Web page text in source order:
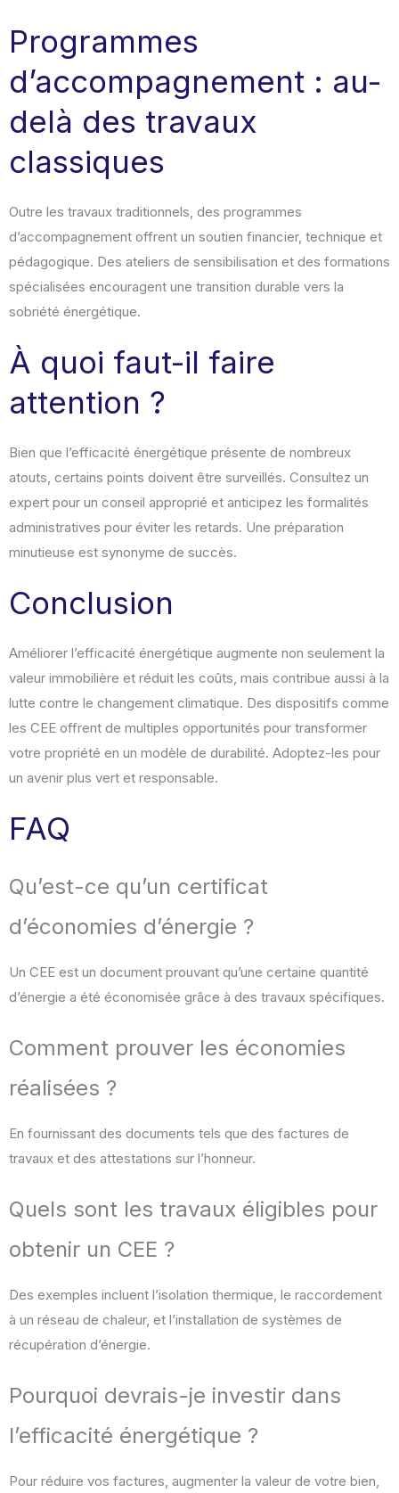
Programmes
d’accompagnement : au-
delà des travaux
classiques
Outre les travaux traditionnels, des programmes
d’accompagnement offrent un soutien financier, technique et
pédagogique. Des ateliers de sensibilisation et des formations
spécialisées encouragent une transition durable vers la
sobriété énergétique.
À quoi faut-il faire
attention ?
Bien que l’efficacité énergétique présente de nombreux
atouts, certains points doivent être surveillés. Consultez un
expert pour un conseil approprié et anticipez les formalités
administratives pour éviter les retards. Une préparation
minutieuse est synonyme de succès.
Conclusion
Améliorer l’efficacité énergétique augmente non seulement la
valeur immobilière et réduit les coûts, mais contribue aussi à la
lutte contre le changement climatique. Des dispositifs comme
les CEE offrent de multiples opportunités pour transformer
votre propriété en un modèle de durabilité. Adoptez-les pour
un avenir plus vert et responsable.
FAQ
Qu’est-ce qu’un certificat
d’économies d’énergie ?
Un CEE est un document prouvant qu’une certaine quantité
d’énergie a été économisée grâce à des travaux spécifiques.
Comment prouver les économies
réalisées ?
En fournissant des documents tels que des factures de
travaux et des attestations sur l’honneur.
Quels sont les travaux éligibles pour
obtenir un CEE ?
Des exemples incluent l’isolation thermique, le raccordement
à un réseau de chaleur, et l’installation de systèmes de
récupération d’énergie.
Pourquoi devrais-je investir dans
l’efficacité énergétique ?
Pour réduire vos factures, augmenter la valeur de votre bien,